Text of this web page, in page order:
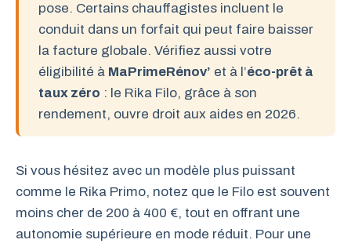
pose. Certains chauffagistes incluent le
conduit dans un forfait qui peut faire baisser
la facture globale. Vérifiez aussi votre
éligibilité à MaPrimeRénov’ et à l’éco-prêt à
taux zéro : le Rika Filo, grâce à son
rendement, ouvre droit aux aides en 2026.
Si vous hésitez avec un modèle plus puissant
comme le Rika Primo, notez que le Filo est souvent
moins cher de 200 à 400 €, tout en offrant une
autonomie supérieure en mode réduit. Pour une